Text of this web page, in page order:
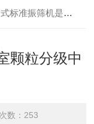
筛机是实验室颗粒分级中的精密工具
颗粒分级中
数：253